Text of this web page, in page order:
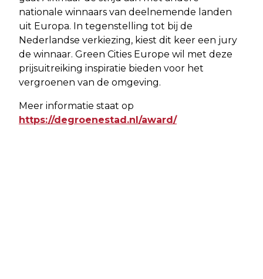
nationale winnaars van deelnemende landen
uit Europa. In tegenstelling tot bij de
Nederlandse verkiezing, kiest dit keer een jury
de winnaar. Green Cities Europe wil met deze
prijsuitreiking inspiratie bieden voor het
vergroenen van de omgeving.
Meer informatie staat op
https://degroenestad.nl/award/